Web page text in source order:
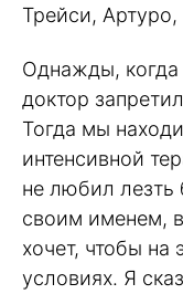
Трейси,
Однажды,
доктор
Тогда мы
интенсивной
не любил лезть
своим именем,
хочет, чтобы на
условиях. Я